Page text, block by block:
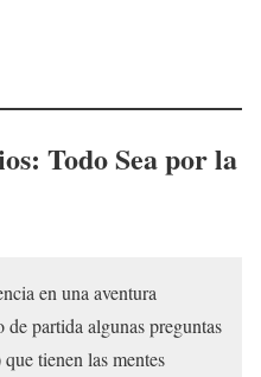
Todo Sea por la
en una aventura
partida algunas preguntas
tienen las mentes